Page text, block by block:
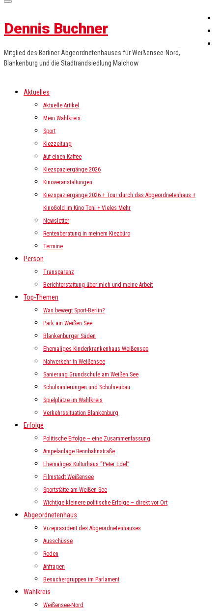
Dennis Buchner
Mitglied des Berliner Abgeordnetenhauses für Weißensee-Nord,
Blankenburg und die Stadtrandsiedlung Malchow
Aktuelles
Aktuelle Artikel
Mein Wahlkreis
Sport
Kiezzeitung
Auf einen Kaffee
Kiezspaziergänge 2026
Kinoveranstaltungen
Kiezspaziergänge 2026 + Tour durch das Abgeordnetenhaus +
KinoGold im Kino Toni + Vieles Mehr
Newsletter
Rentenberatung in meinem Kiezbüro
Termine
Person
Transparenz
Berichterstattung über mich und meine Arbeit
Top-Themen
Was bewegt Sport-Berlin?
Park am Weißen See
Blankenburger Süden
Ehemaliges Kinderkrankenhaus Weißensee
Nahverkehr in Weißensee
Sanierung Grundschule am Weißen See
Schulsanierungen und Schulneubau
Spielplätze im Wahlkreis
Verkehrssituation Blankenburg
Erfolge
Politische Erfolge – eine Zusammenfassung
Ampelanlage Rennbahnstraße
Ehemaliges Kulturhaus “Peter Edel”
Filmstadt Weißensee
Sportstätte am Weißen See
Wichtige kleinere politische Erfolge – direkt vor Ort
Abgeordnetenhaus
Vizepräsident des Abgeordnetenhauses
Ausschüsse
Reden
Anfragen
Besuchergruppen im Parlament
Wahlkreis
Weißensee-Nord